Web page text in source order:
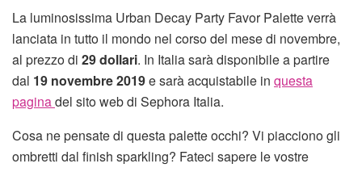
La luminosissima Urban Decay Party Favor Palette verrà
lanciata in tutto il mondo nel corso del mese di novembre,
al prezzo di 29 dollari. In Italia sarà disponibile a partire
dal 19 novembre 2019e sarà acquistabile in questa
paginadel sito web di Sephora Italia.
Cosa ne pensate di questa palette occhi? Vi piacciono gli
ombretti dal finish sparkling? Fateci sapere le vostre